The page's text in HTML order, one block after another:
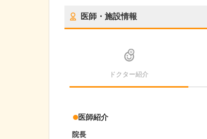
医師・施設情報
ドクター紹介
医師紹介
院長